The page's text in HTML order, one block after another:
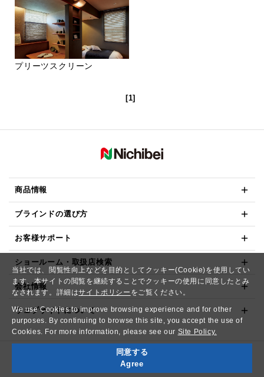
当社では、閲覧性向上などを目的としてクッキー(Cookie)を使用してい
ます。本サイトの閲覧を継続することでクッキーの使用に同意したとみ
なされます。詳細はサイトポリシー をご覧ください。
We use Cookies to improve browsing experience and for other
purposes. By continuing to browse this site, you accept the use of
Cookies. For more information, please see our Site Policy.
同意する
Agree
プリーツスクリーン
[1]
商品情報
ブラインドの選び方
お客様サポート
ショールーム・取扱店検索
会社情報
ウェブサイトについて
Copyright© NICHIBEI CO.,LTD. All Rights Reserved.